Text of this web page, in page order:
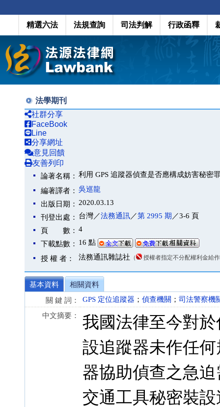
精選六法 法規查詢 司法判解 行政函釋
法學期刊
社群分享
FaceBook
Line
分享網址
意見回饋
友善列印
論著名稱： 利用 GPS 追蹤器偵查是否應構成妨害秘密
編著譯者： 吳巡龍
出版日期： 2020.03.13
刊登出處： 台灣／法務通訊／第 2995 期 ／3-6 頁
頁 數： 4
下載點數： 16 點
授 權 者： 法務通訊雜誌社 （ 授權者指定不分配權利金給
基本資料
相關資料
關 鍵 詞：
GPS 定位追蹤器 ； 偵查機關 ； 司法警察機
中文摘要：
我國法律至今對
設追蹤器未作任
器協助偵查之急
交通工具秘密裝